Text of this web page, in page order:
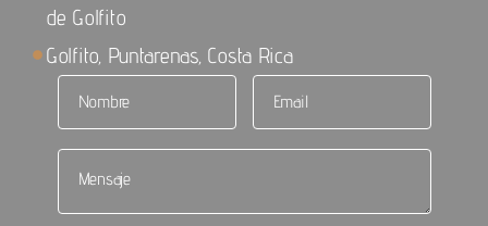
de Golfito
Golfito, Puntarenas, Costa Rica